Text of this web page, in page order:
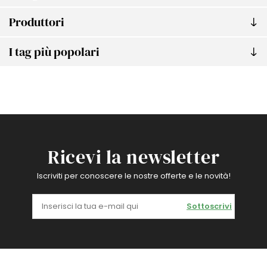
Produttori
I tag più popolari
Ricevi la newsletter
Iscriviti per conoscere le nostre offerte e le novità!
Sottoscrivi